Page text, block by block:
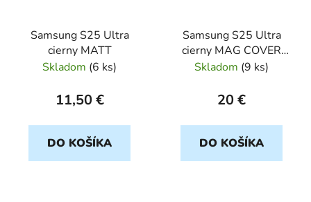
Samsung S25 Ultra
cierny MATT
Skladom (6 ks)
11,50 €
DO KOŠÍKA
Samsung S25 Ultra
cierny MAG COVER
LEATHER
Skladom (9 ks)
20 €
DO KOŠÍKA